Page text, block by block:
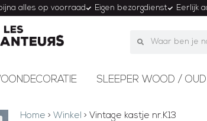
alles op voorraad Eigen bezorgdienst Eerlijk
SLEEPER WOOD / OUD
Home > Winkel > Vintage kastje nr.K13